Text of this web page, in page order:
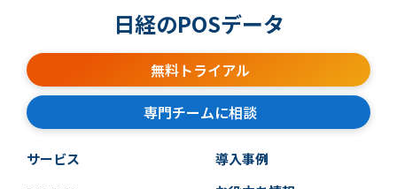
日経のPOSデータ
無料トライアル
専門チームに相談
サービス
導入事例